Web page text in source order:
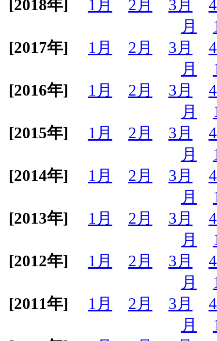
[2018年] 1月 2月 3月
月
[2017年]
1月 2月 3月
月
[2016年]
1月 2月 3月
月
[2015年]
1月 2月 3月
月
[2014年]
1月 2月 3月
月
[2013年]
1月 2月 3月
月
[2012年]
1月 2月 3月
月
[2011年]
1月 2月 3月
月